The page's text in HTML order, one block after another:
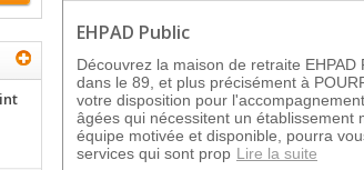
EHPAD Public
Découvrez la maison de retraite EHPAD
dans le 89, et plus précisément à
votre disposition pour
âgées qui nécessitent un établissement
équipe motivée et disponible, pourra
services qui sont prop Lire la suite